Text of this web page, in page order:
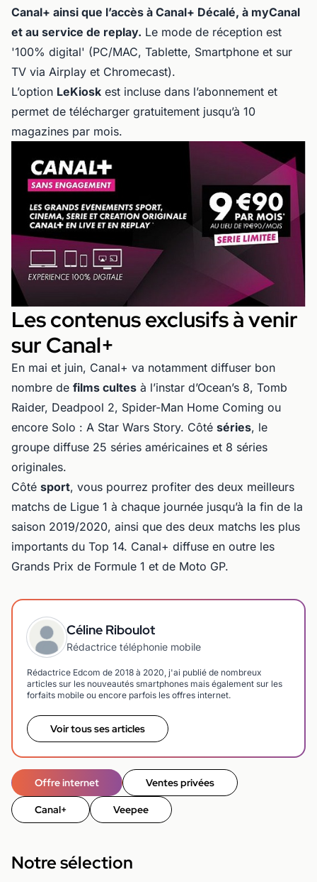
Canal+ ainsi que l’accès à Canal+ Décalé, à myCanal
et au service de replay. Le mode de réception est
'100% digital' (PC/MAC, Tablette, Smartphone et sur
TV via Airplay et Chromecast).
L’option LeKiosk est incluse dans l’abonnement et
permet de télécharger gratuitement jusqu’à 10
magazines par mois.
Les contenus exclusifs à venir
sur Canal+
En mai et juin, Canal+ va notamment diffuser bon
nombre de films cultes à l’instar d’Ocean’s 8, Tomb
Raider, Deadpool 2, Spider-Man Home Coming ou
encore Solo : A Star Wars Story. Côté séries, le
groupe diffuse 25 séries américaines et 8 séries
originales.
Côté sport, vous pourrez profiter des deux meilleurs
matchs de Ligue 1 à chaque journée jusqu’à la fin de la
saison 2019/2020, ainsi que des deux matchs les plus
importants du Top 14. Canal+ diffuse en outre les
Grands Prix de Formule 1 et de Moto GP.
Céline Riboulot
Rédactrice téléphonie mobile
Rédactrice Edcom de 2018 à 2020, j'ai publié de nombreux
articles sur les nouveautés smartphones mais également sur les
forfaits mobile ou encore parfois les offres internet.
Voir tous ses articles
Offre internet Ventes privées
Canal+ Veepee
Notre sélection